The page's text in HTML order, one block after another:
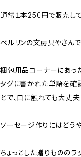
通常１本250円で販売して
ベルリンの文房具やさんで
梱包用品コーナーにあっ
タグに書かれた単語を確
とで、口に触れても大丈
ソーセージ作りにはどう
ちょっとした贈りもののラ